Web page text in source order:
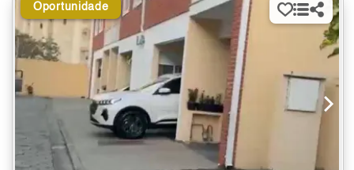
Oportunidade